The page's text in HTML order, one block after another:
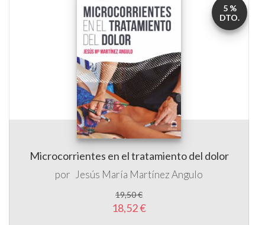
Microcorrientes en el tratamiento del dolor
por Jesús María Martínez Angulo
19,50 €
18,52 €
5 %
DTO.